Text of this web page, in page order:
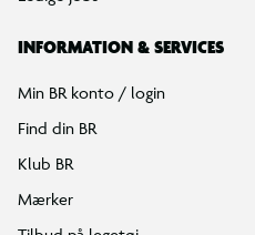
INFORMATION & SERVICES
Min BR konto / login
Find din BR
Klub BR
Mærker